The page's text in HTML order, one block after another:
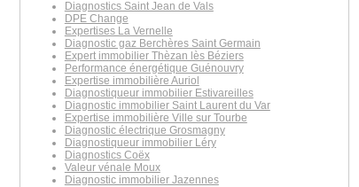
Diagnostics Saint Jean de Vals
DPE Change
Expertises La Vernelle
Diagnostic gaz Berchères Saint Germain
Expert immobilier Thèzan lès Béziers
Performance énergétique Guénouvry
Expertise immobilière Auriol
Diagnostiqueur immobilier Estivareilles
Diagnostic immobilier Saint Laurent du Var
Expertise immobilière Ville sur Tourbe
Diagnostic électrique Grosmagny
Diagnostiqueur immobilier Léry
Diagnostics Coëx
Valeur vénale Moux
Diagnostic immobilier Jazennes